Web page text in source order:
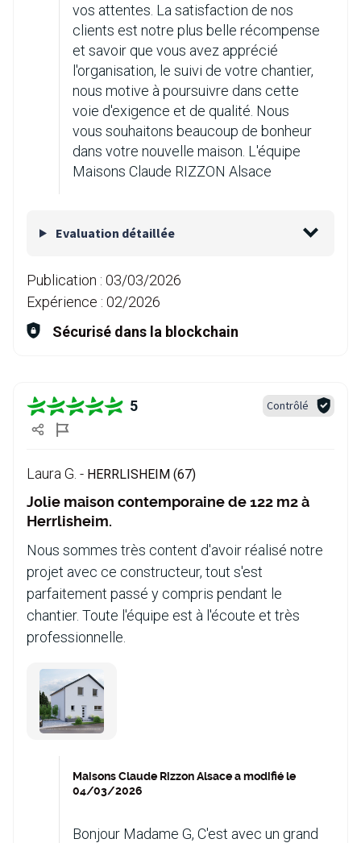
vos attentes. La satisfaction de nos
clients est notre plus belle récompense
et savoir que vous avez apprécié
l'organisation, le suivi de votre chantier,
nous motive à poursuivre dans cette
voie d'exigence et de qualité. Nous
vous souhaitons beaucoup de bonheur
dans votre nouvelle maison. L'équipe
Maisons Claude RIZZON Alsace
Evaluation détaillée
Publication : 03/03/2026
Expérience : 02/2026
Sécurisé dans la blockchain
5 Contrôlé
Laura G. - HERRLISHEIM (67)
Jolie maison contemporaine de 122 m2 à
Herrlisheim.
Nous sommes très content d'avoir réalisé notre
projet avec ce constructeur, tout s'est
parfaitement passé y compris pendant le
chantier. Toute l'équipe est à l'écoute et très
professionnelle.
Maisons Claude Rizzon Alsace a modifié le
04/03/2026
Bonjour Madame G, C'est avec un grand